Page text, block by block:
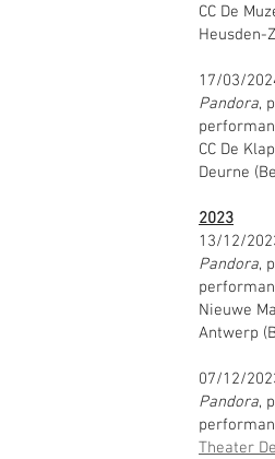
CC De
Heusden-
17/03/
Pandora,
CC De Klap
Deurne
2023
13/12/
Pandora,
Nieuwe
Antwerp
07/12/
Pandora,
Theater